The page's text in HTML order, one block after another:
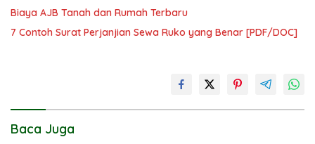
Biaya AJB Tanah dan Rumah Terbaru
7 Contoh Surat Perjanjian Sewa Ruko yang Benar [PDF/DOC]
Baca Juga